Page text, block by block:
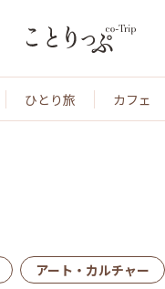
ひとり旅 カフェ
アート・カルチャー